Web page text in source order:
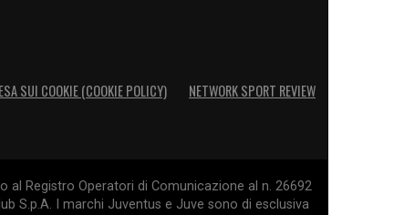
SUI COOKIE (COOKIE POLICY) NETWORK SPORT REVIEW
Registro Operatori di Comunicazione al n. 26692
S.p.A. I marchi Juventus e Juve sono di esclusiva